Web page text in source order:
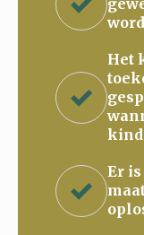
Het
Er